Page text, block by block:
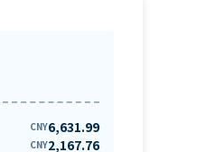
CNY6,631.99
CNY2,167.76